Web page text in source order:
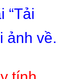
“Tải
ảnh về.